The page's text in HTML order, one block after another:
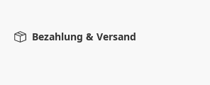
Bezahlung & Versand